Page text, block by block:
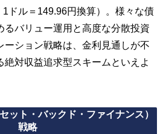
ドル＝149.96円換算）。様々な債
るバリュー運用と高度な分散投資
ーション戦略は、金利見通しが不
対収益追求型スキームといえよ
ット・バックド・ファイナンス）
戦略